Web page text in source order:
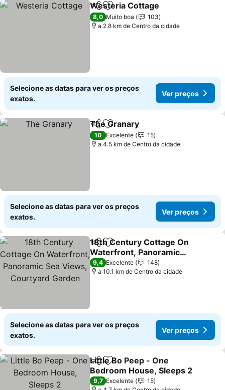
PartilharAdicionar aos favoritos
Westeria Cottage
8,0 Muito boa
103
a 2.8 km de Centro da cidade
Selecione as datas para ver os preços
exatos.
Ver preços
PartilharAdicionar aos favoritos
The Granary
10 Excelente
15
a 4.5 km de Centro da cidade
Selecione as datas para ver os preços
exatos.
Ver preços
PartilharAdicionar aos favoritos
18th Century Cottage On
Waterfront, Panoramic
Sea Views, Courtyard
Garden
Ver preços
9,4 Excelente
148
a 10.1 km de Centro da cidade
Selecione as datas para ver os preços
exatos.
Ver preços
PartilharAdicionar aos favoritos
Little Bo Peep - One
Bedroom House, Sleeps 2
Ver preços
9,7 Excelente
15